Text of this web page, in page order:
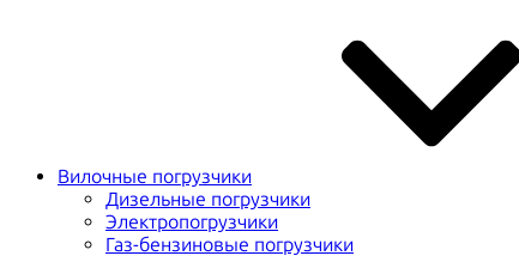
Вилочные погрузчики
Дизельные погрузчики
Электропогрузчики
Газ-бензиновые погрузчики